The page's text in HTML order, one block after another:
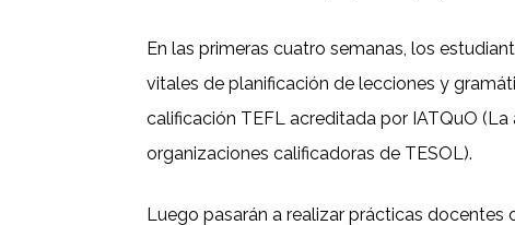
En las primeras cuatro semanas, los
vitales de planificación de lecciones y
calificación TEFL acreditada por IATQuO
organizaciones calificadoras de TESOL).
Luego pasarán a realizar prácticas docentes